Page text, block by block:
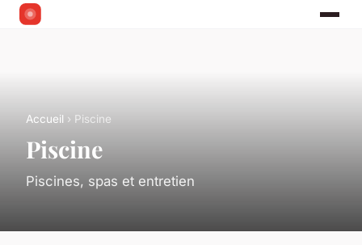
Accueil › Piscine
Piscine
Piscines, spas et entretien